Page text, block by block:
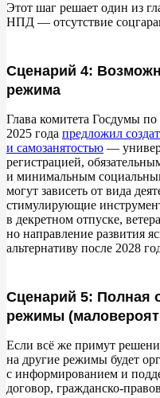
Этот шаг решает один из
НПД — отсутствие
Сценарий 4:
режима
Глава комитета Госдумы по
2025 года предложил
и самозанятостью —
регистрацией,
и минимальным
могут зависеть от вида
стимулирующие
в декретном отпуске,
но направление развития
альтернативу после 2028
Сценарий 5: Полная
режимы
Если всё же примут
на другие режимы будет
с информированием и
договор, гражданско-